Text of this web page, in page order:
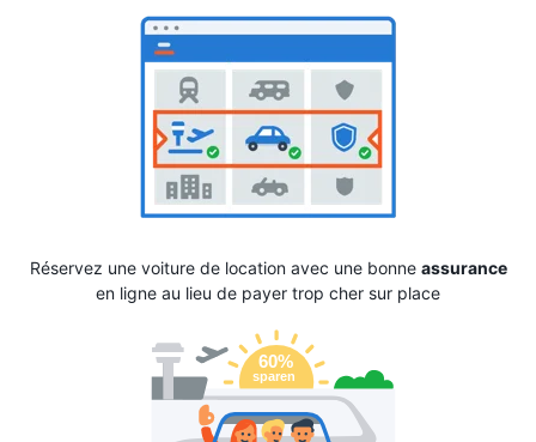
Réservez une voiture de location avec une bonne assurance
en ligne au lieu de payer trop cher sur place